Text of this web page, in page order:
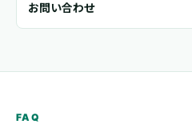
お問い合わせ
FAQ